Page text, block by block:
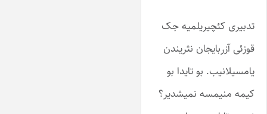
تدبیری کئچیریلمیه جک
قوزئی آزربایجان نثریندن
یامسیلانیب. بو تایدا بو
کیمه منیمسه نمیشدیر؟